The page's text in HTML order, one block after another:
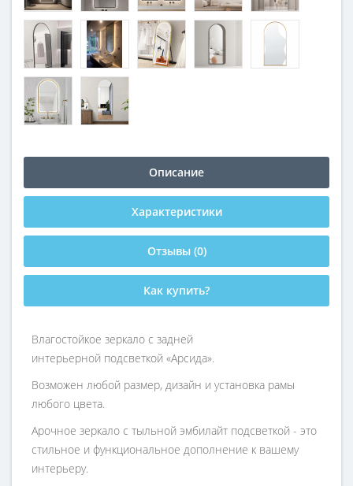
Описание
Характеристики
Отзывы (0)
Как купить?
Влагостойкое зеркало с задней
интерьерной подсветкой «Арсида».
Возможен любой размер, дизайн и установка рамы
любого цвета.
Арочное зеркало с тыльной эмбилайт подсветкой - это
стильное и функциональное дополнение к вашему
интерьеру.